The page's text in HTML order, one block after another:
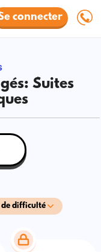
connecter
Suites
de difficulté